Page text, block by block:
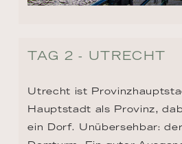
TAG 2 - UTRECHT
Utrecht ist
Hauptstadt als Provinz,
ein Dorf. Unübersehbar: